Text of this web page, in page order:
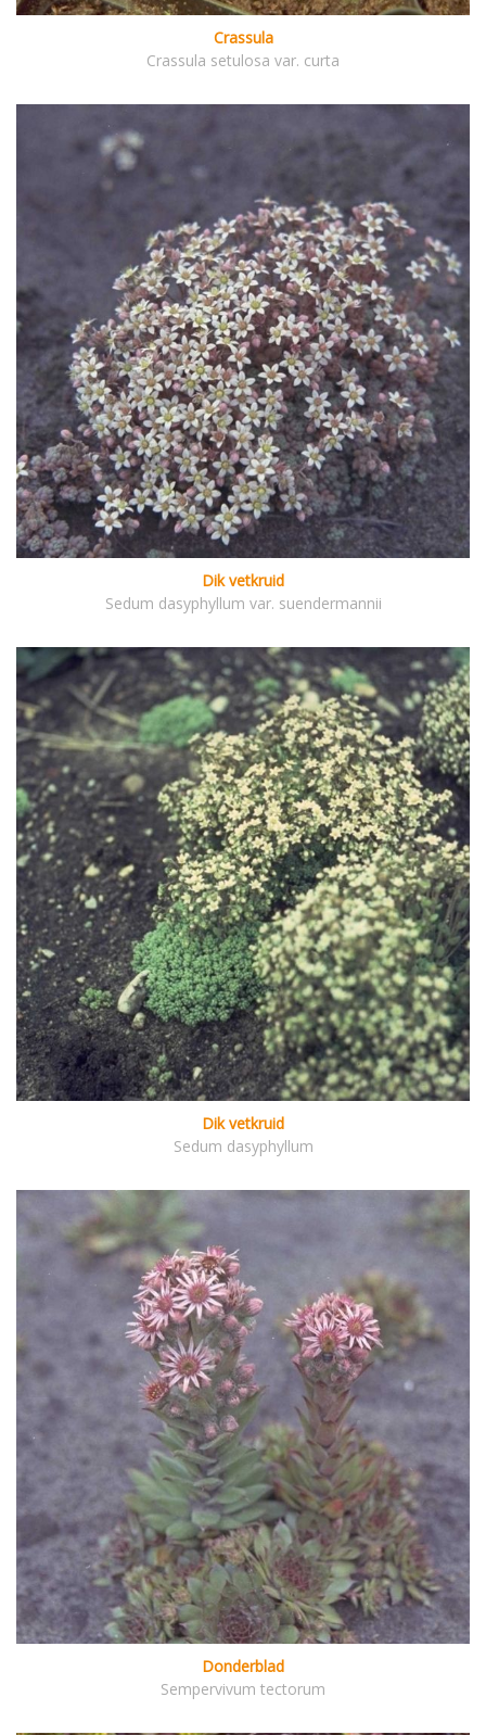
Crassula
Crassula setulosa var. curta
Dik vetkruid
Sedum dasyphyllum var. suendermannii
Dik vetkruid
Sedum dasyphyllum
Donderblad
Sempervivum tectorum